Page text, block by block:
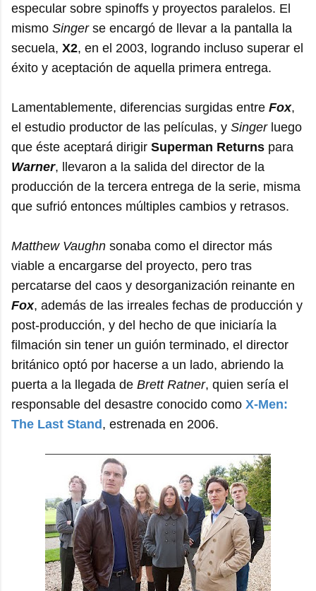
especular sobre spinoffs y proyectos paralelos. El
mismo Singer se encargó de llevar a la pantalla la
secuela, X2, en el 2003, logrando incluso superar el
éxito y aceptación de aquella primera entrega.
Lamentablemente, diferencias surgidas entre Fox,
el estudio productor de las películas, y Singerluego
que éste aceptará dirigir Superman Returns para
Warner, llevaron a la salida del director de la
producción de la tercera entrega de la serie, misma
que sufrió entonces múltiples cambios y retrasos.
Matthew Vaughn sonaba como el director más
viable a encargarse del proyecto, pero tras
percatarse del caos y desorganización reinante en
Fox, además de las irreales fechas de producción y
post-producción, y del hecho de que iniciaría la
filmación sin tener un guión terminado, el director
británico optó por hacerse a un lado, abriendo la
puerta a la llegada de Brett Ratner, quien sería el
responsable del desastre conocido como X-Men:
The Last Stand, estrenada en 2006.